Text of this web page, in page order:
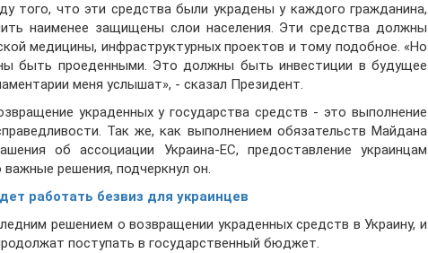
того, что эти средства были украдены у каждого гражданина,
наименее защищены слои населения. Эти средства должны
медицины, инфраструктурных проектов и тому подобное. «Но
быть проеденными. Это должны быть инвестиции в будущее
меня услышат», - сказал Президент.
украденных у государства средств - это выполнение
Так же, как выполнением обязательств Майдана
об ассоциации Украина-ЕС, предоставление украинцам
решения, подчеркнул он.
работать безвиз для украинцев
решением о возвращении украденных средств в Украину, и
поступать в государственный бюджет.